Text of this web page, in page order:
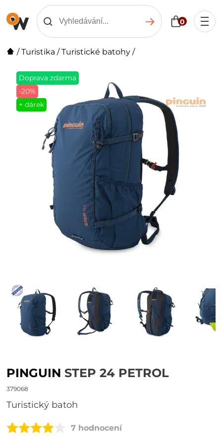
0
/Turistika /Turistické batohy /
Doprava zdarma
-20%
+ dárek
PINGUIN STEP 24 PETROL
379068
turistický batoh
7 hodnocení